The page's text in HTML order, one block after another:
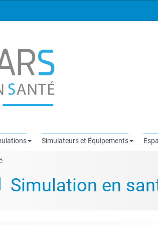
Simulateurs et Équipements
Simulation en